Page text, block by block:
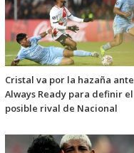
Cristal va por la hazaña ante
Always Ready para definir el
posible rival de Nacional